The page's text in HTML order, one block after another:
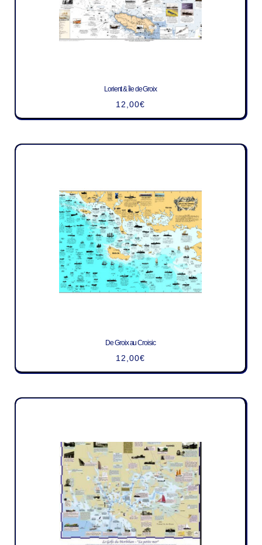
Lorient & île de Groix
12,00€
De Groix au Croisic
12,00€